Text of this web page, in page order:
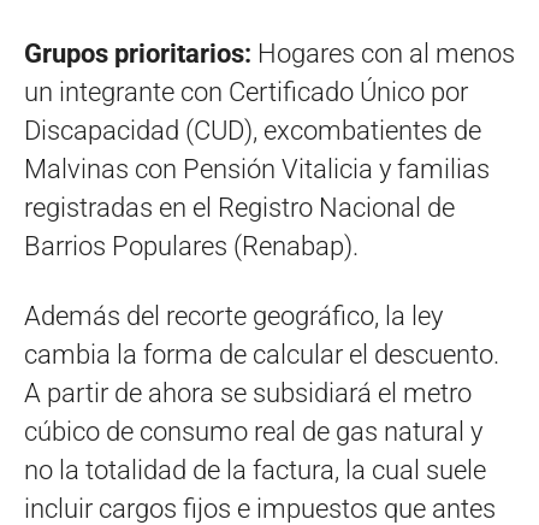
Grupos prioritarios: Hogares con al menos
un integrante con Certificado Único por
Discapacidad (CUD), excombatientes de
Malvinas con Pensión Vitalicia y familias
registradas en el Registro Nacional de
Barrios Populares (Renabap).
Además del recorte geográfico, la ley
cambia la forma de calcular el descuento.
A partir de ahora se subsidiará el metro
cúbico de consumo real de gas natural y
no la totalidad de la factura, la cual suele
incluir cargos fijos e impuestos que antes